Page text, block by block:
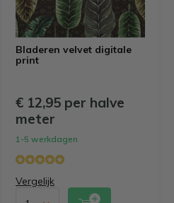
Bladeren velvet digitale
print
€ 12,95 per halve
meter
1-5 werkdagen
Vergelijk